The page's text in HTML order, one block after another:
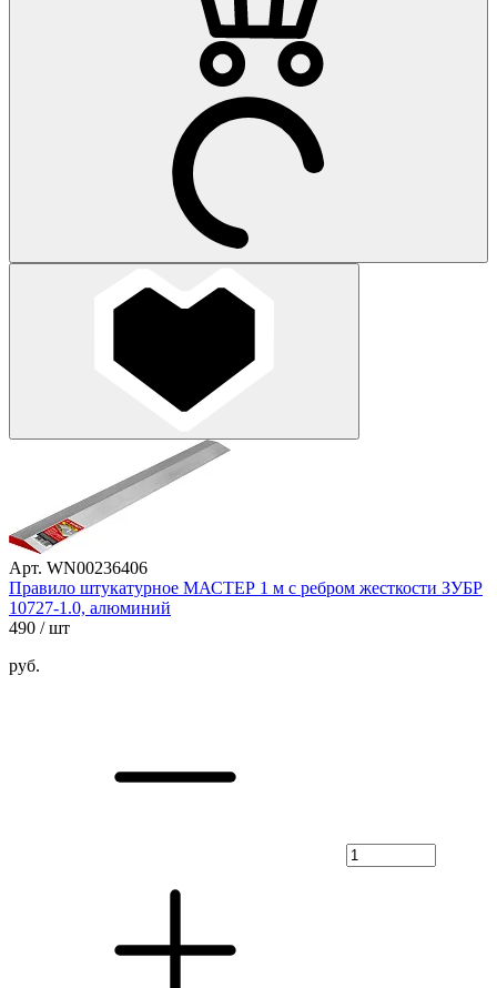
Арт. WN00236406
Правило штукатурное МАСТЕР 1 м с ребром жесткости ЗУБР
10727-1.0, алюминий
490 / шт
руб.